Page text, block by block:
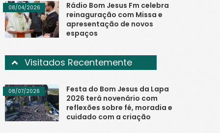
Rádio Bom Jesus Fm celebra
reinaguração com Missa e
apresentação de novos
espaços
08/04/2026
Visitados Recentemente
Festa do Bom Jesus da Lapa
2026 terá novenário com
reflexões sobre fé, moradia e
cuidado com a criação
08/07/2026